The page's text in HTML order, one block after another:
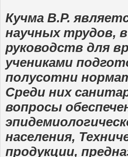
Кучма В.Р.
научных трудов,
руководств для
учениками
полусотни
Среди них
вопросы
населения,
продукции,